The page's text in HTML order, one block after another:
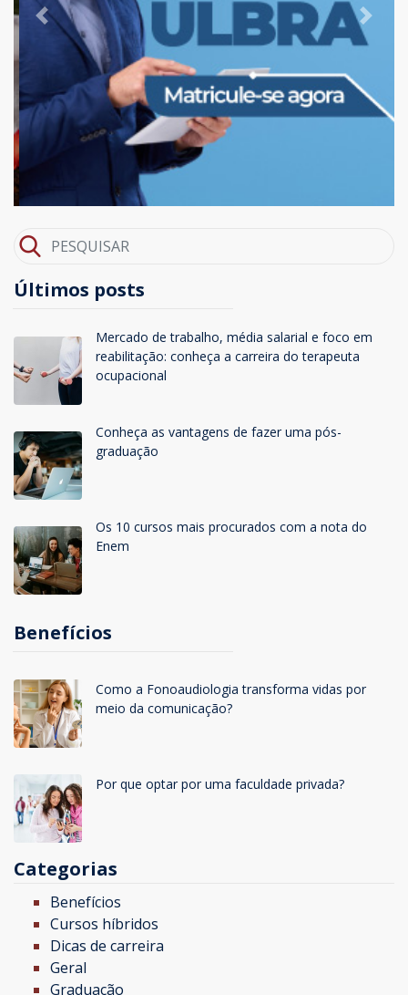
Previous Next
Últimos posts
Mercado de trabalho, média salarial e foco em
reabilitação: conheça a carreira do terapeuta
ocupacional
Conheça as vantagens de fazer uma pós-
graduação
Os 10 cursos mais procurados com a nota do
Enem
Benefícios
Como a Fonoaudiologia transforma vidas por
meio da comunicação?
Por que optar por uma faculdade privada?
Categorias
Benefícios
Cursos híbridos
Dicas de carreira
Geral
Graduação